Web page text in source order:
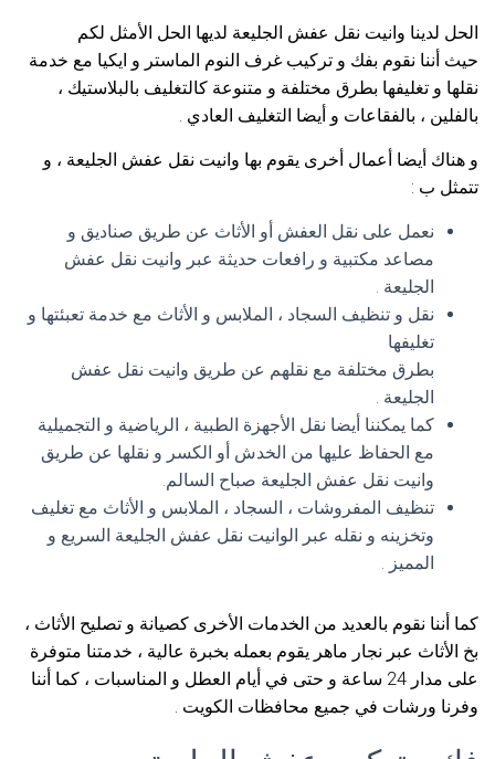
الحل لدينا وانيت نقل عفش الجليعة لديها الحل الأمثل لكم
حيث أننا نقوم بفك و تركيب غرف النوم الماستر و ايكيا مع خدمة
نقلها و تغليفها بطرق مختلفة و متنوعة كالتغليف بالبلاستيك ،
بالفلين ، بالفقاعات و أيضا التغليف العادي .
و هناك أيضا أعمال أخرى يقوم بها وانيت نقل عفش الجليعة ، و
تتمثل ب :
نعمل على نقل العفش أو الأثاث عن طريق صناديق و
مصاعد مكتبية و رافعات حديثة عبر وانيت نقل عفش
الجليعة .
نقل و تنظيف السجاد ، الملابس و الأثاث مع خدمة تعبئتها و
تغليفها
بطرق مختلفة مع نقلهم عن طريق وانيت نقل عفش
الجليعة .
كما يمكننا أيضا نقل الأجهزة الطبية ، الرياضية و التجميلية
مع الحفاظ عليها من الخدش أو الكسر و نقلها عن طريق
وانيت نقل عفش الجليعة صباح السالم.
تنظيف المفروشات ، السجاد ، الملابس و الأثاث مع تغليف
وتخزينه و نقله عبر الوانيت نقل عفش الجليعة السريع و
المميز .
كما أننا نقوم بالعديد من الخدمات الأخرى كصيانة و تصليح الأثاث ،
بخ الأثاث عبر نجار ماهر يقوم بعمله بخبرة عالية ، خدمتنا متوفرة
على مدار 24 ساعة و حتى في أيام العطل و المناسبات ، كما أننا
وفرنا ورشات في جميع محافظات الكويت .